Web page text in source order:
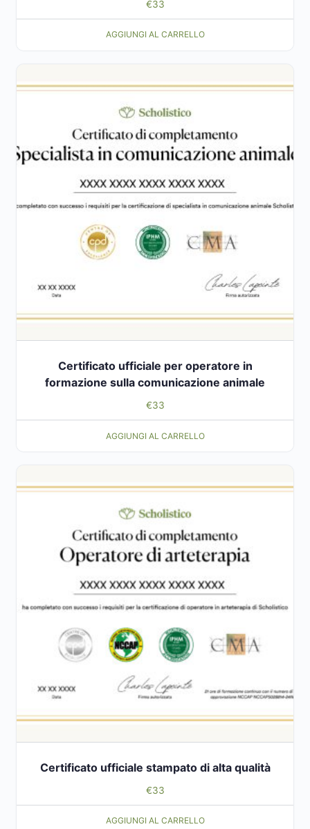
€33
AGGIUNGI AL CARRELLO
Certificato ufficiale per operatore in
formazione sulla comunicazione animale
€33
AGGIUNGI AL CARRELLO
Certificato ufficiale stampato di alta qualità
€33
AGGIUNGI AL CARRELLO